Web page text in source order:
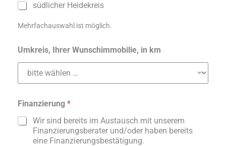
südlicher Heidekreis
Mehrfachauswahl ist möglich.
Umkreis, Ihrer Wunschimmobilie, in km
Finanzierung *
Wir sind bereits im Austausch mit unserem
Finanzierungsberater und/oder haben bereits
eine Finanzierungsbestätigung.